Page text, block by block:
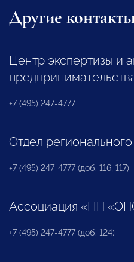
Другие
Центр экспертизы и
+7 (495) 247-4777
Отдел регионального
+7 (495) 247-4777 (доб. 116, 117)
Ассоциация «НП
+7 (495) 247-4777 (доб. 124)